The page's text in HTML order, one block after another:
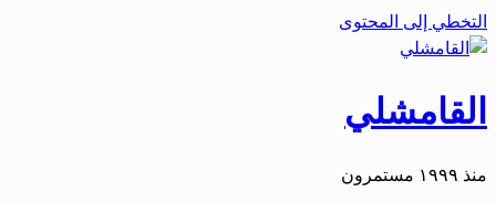
التخطي إلى المحتوى
القامشلي
منذ ١٩٩٩ مستمرون